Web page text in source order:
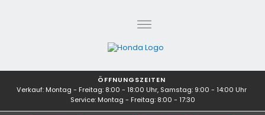
ÖFFNUNGSZEITEN
Verkauf: Montag - Freitag: 8:00 - 18:00 Uhr, Samstag: 9:00 - 14:00 Uhr
Service: Montag - Freitag: 8:00 - 17:30